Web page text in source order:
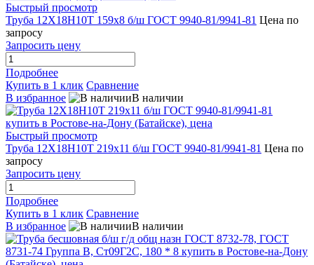
Быстрый просмотр
Труба 12Х18Н10Т 159х8 б/ш ГОСТ 9940-81/9941-81 Цена по
запросу
Запросить цену
Подробнее
Купить в 1 клик Сравнение
В избранное
В наличии
Быстрый просмотр
Труба 12Х18Н10Т 219х11 б/ш ГОСТ 9940-81/9941-81 Цена по
запросу
Запросить цену
Подробнее
Купить в 1 клик Сравнение
В избранное
В наличии